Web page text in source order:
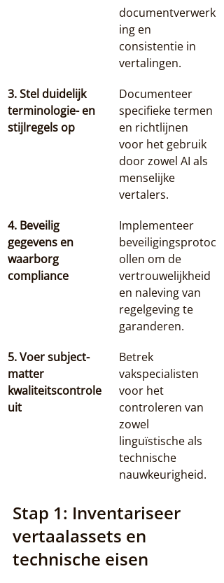
documentverwerk
ing en
consistentie in
vertalingen.
3. Stel duidelijk
terminologie- en
stijlregels op
Documenteer
specifieke termen
en richtlijnen
voor het gebruik
door zowel AI als
menselijke
vertalers.
4. Beveilig
gegevens en
waarborg
compliance
Implementeer
beveiligingsprotoc
ollen om de
vertrouwelijkheid
en naleving van
regelgeving te
garanderen.
5. Voer subject-
matter
kwaliteitscontrole
uit
Betrek
vakspecialisten
voor het
controleren van
zowel
linguïstische als
technische
nauwkeurigheid.
Stap 1: Inventariseer
vertaalassets en
technische eisen